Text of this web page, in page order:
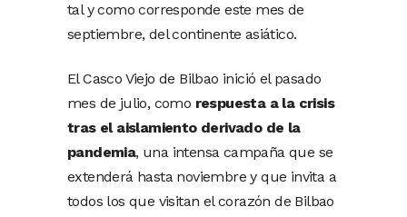
tal y como corresponde este mes de
septiembre, del continente asiático.
El Casco Viejo de Bilbao inició el pasado
mes de julio, como respuesta a la crisis
tras el aislamiento derivado de la
pandemia, una intensa campaña que se
extenderá hasta noviembre y que invita a
todos los que visitan el corazón de Bilbao